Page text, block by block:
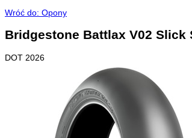
Wróć do: Opony
Bridgestone Battlax V02 Slick
DOT 2026